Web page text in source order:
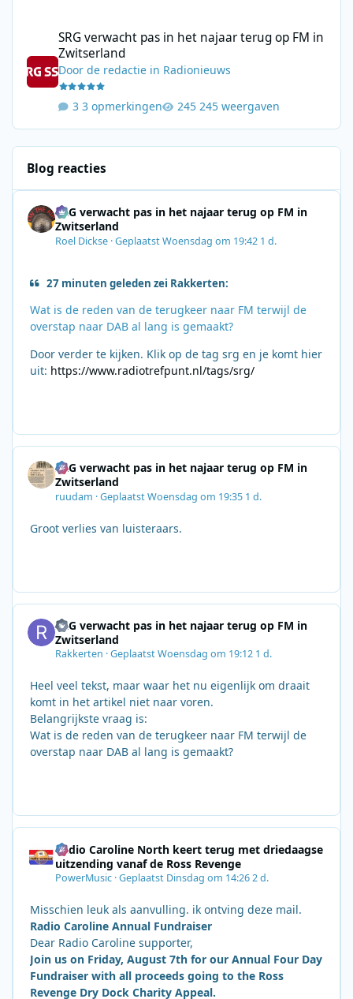
SRG verwacht pas in het najaar terug op FM in
Zwitserland
Doorde redactie in Radionieuws
3 opmerkingen 245 weergaven
Blog reacties
SRG verwacht pas in het najaar terug op FM in
Zwitserland
Roel Dickse ·GeplaatstWoensdag om 19:42 1 d.
27 minuten geleden zei Rakkerten:
Wat is de reden van de terugkeer naar FM terwijl de
overstap naar DAB al lang is gemaakt?
Door verder te kijken. Klik op de tag srg en je komt hier
uit: https://www.radiotrefpunt.nl/tags/srg/
SRG verwacht pas in het najaar terug op FM in
Zwitserland
ruudam ·GeplaatstWoensdag om 19:35 1 d.
Groot verlies van luisteraars.
SRG verwacht pas in het najaar terug op FM in
Zwitserland
Rakkerten ·GeplaatstWoensdag om 19:12 1 d.
Heel veel tekst, maar waar het nu eigenlijk om draait
komt in het artikel niet naar voren.
Belangrijkste vraag is:
Wat is de reden van de terugkeer naar FM terwijl de
overstap naar DAB al lang is gemaakt?
Radio Caroline North keert terug met driedaagse
uitzending vanaf de Ross Revenge
PowerMusic ·Geplaatst Dinsdag om 14:262 d.
Misschien leuk als aanvulling. ik ontving deze mail.
Radio Caroline Annual Fundraiser
Dear Radio Caroline supporter,
Join us on Friday, August 7th for our Annual Four Day
Fundraiser with all proceeds going to the Ross
Revenge Dry Dock Charity Appeal.